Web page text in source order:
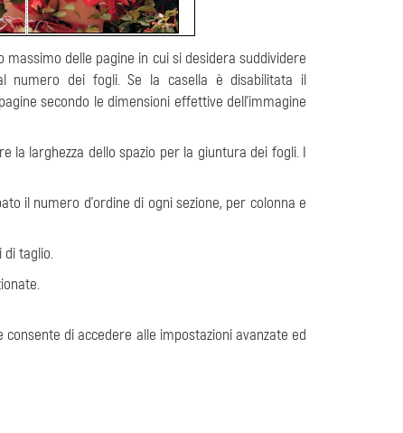
delle pagine in cui si desidera suddividere
numero dei fogli. Se la casella è disabilitata il
secondo le dimensioni effettive dell'immagine
la larghezza dello spazio per la giuntura dei fogli. I
il numero d'ordine di ogni sezione, per colonna e
di taglio.
di accedere alle impostazioni avanzate ed